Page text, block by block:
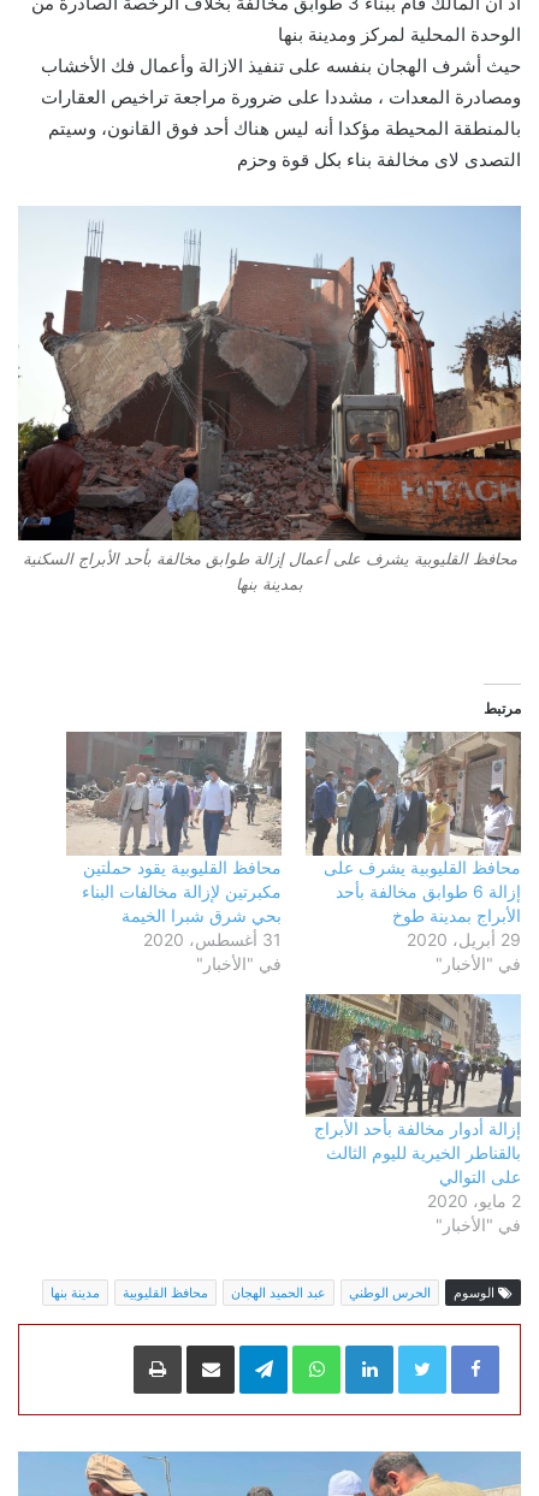
الوحدة المحلية لمركز ومدينة بنها
حيث أشرف الهجان بنفسه على تنفيذ الازالة وأعمال فك الأخشاب
ومصادرة المعدات ، مشددا على ضرورة مراجعة تراخيص العقارات
بالمنطقة المحيطة مؤكدا أنه ليس هناك أحد فوق القانون، وسيتم
التصدى لاى مخالفة بناء بكل قوة وحزم
محافظ القليوبية يشرف على أعمال إزالة طوابق مخالفة بأحد الأبراج السكنية
بمدينة بنها
مرتبط
محافظ القليوبية يشرف على
إزالة 6 طوابق مخالفة بأحد
الأبراج بمدينة طوخ
29 أبريل، 2020
في "الأخبار"
محافظ القليوبية يقود حملتين
مكبرتين لإزالة مخالفات البناء
بحي شرق شبرا الخيمة
31 أغسطس، 2020
في "الأخبار"
إزالة أدوار مخالفة بأحد الأبراج
بالقناطر الخيرية لليوم الثالث
على التوالي
2 مايو، 2020
في "الأخبار"
الوسوم الحرس الوطني عبد الحميد الهجان محافظ القليوبية مدينة بنها
LinkedIn
WhatsApp
Telegramمشاركة عبر البريد طباعة